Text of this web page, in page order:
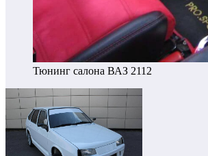
Тюнинг салона ВАЗ 2112